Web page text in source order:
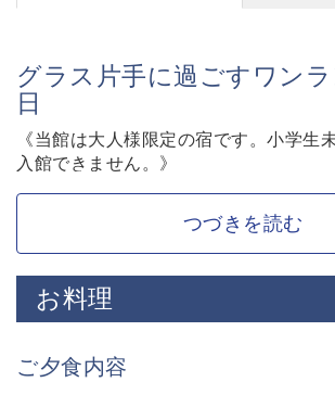
グラス片手に過ごすワン
日
《当館は大人様限定の宿です。小学生
入館できません。》
だけるよう、ドリンクオールインクル
ンをご用意いたしました。
ご滞在中のお飲み物は既にご宿泊料金
すので、大切な方へのプレゼントとし
グラス片手に諏訪湖を臨む特別な休日
い。
つづきを読む
お料理
ご夕食内容